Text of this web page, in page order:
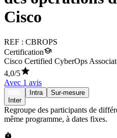
Cisco
REF : CBROPS
Certification
Cisco Certified CyberOps
4,0/5
Avec 1 avis
Inter
Intra Sur-mesure
Regroupe des participants de
même programme, à dates fixes.